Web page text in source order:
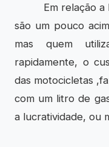
Em relação a
são um pouco
mas quem
rapidamente, o
das motocicletas
com um litro de
a lucratividade, ou